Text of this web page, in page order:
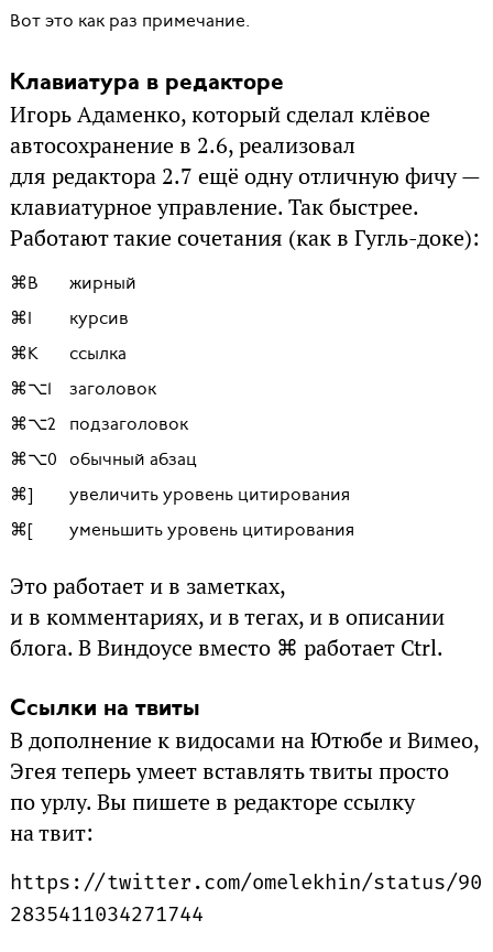
Вот это как раз примечание.
Клавиатура в редакторе
Игорь Адаменко, который сделал клёвое
автосохранение в 2.6, реализовал
для редактора 2.7 ещё одну отличную фичу —
клавиатурное управление. Так быстрее.
Работают такие сочетания (как в Гугль-доке):
⌘B
жирный
⌘I
курсив
⌘K
ссылка
⌘⌥1
заголовок
⌘⌥2
подзаголовок
⌘⌥0 обычный абзац
⌘]
увеличить уровень цитирования
⌘[
уменьшить уровень цитирования
Это работает и в заметках,
и в комментариях, и в тегах, и в описании
блога. В Виндоусе вместо ⌘ работает Ctrl.
Ссылки на твиты
В дополнение к видосами на Ютюбе и Вимео,
Эгея теперь умеет вставлять твиты просто
по урлу. Вы пишете в редакторе ссылку
на твит:
https://twitter.com/omelekhin/status/90
2835411034271744